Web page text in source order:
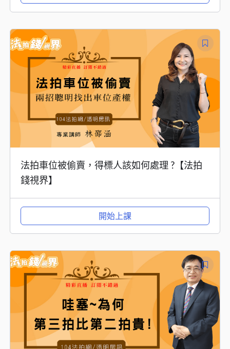
法拍車位被偷賣，得標人該如何處理 ?【法拍
錢視界】
開始上課